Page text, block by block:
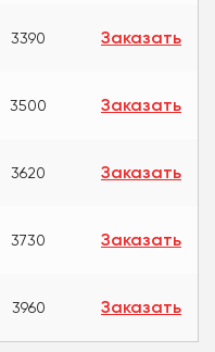
3390 Заказать
3500 Заказать
3620 Заказать
3730 Заказать
3960 Заказать